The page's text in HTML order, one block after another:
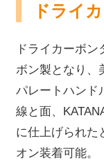
ドライ
ドライカーボ
ボン製となり、
パレートハンド
線と面、
に仕上げられた
オン装着可能。